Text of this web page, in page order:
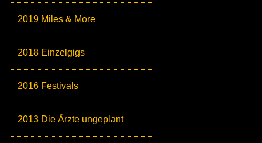
2019 Miles & More
2018 Einzelgigs
2016 Festivals
2013 Die Ärzte ungeplant